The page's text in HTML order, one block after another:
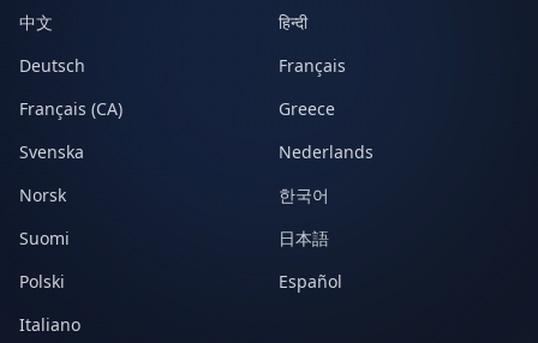
中文
हिन्दी
Deutsch
Français
Français (CA)
Greece
Svenska
Nederlands
Norsk
한국어
Suomi
日本語
Polski
Español
Italiano